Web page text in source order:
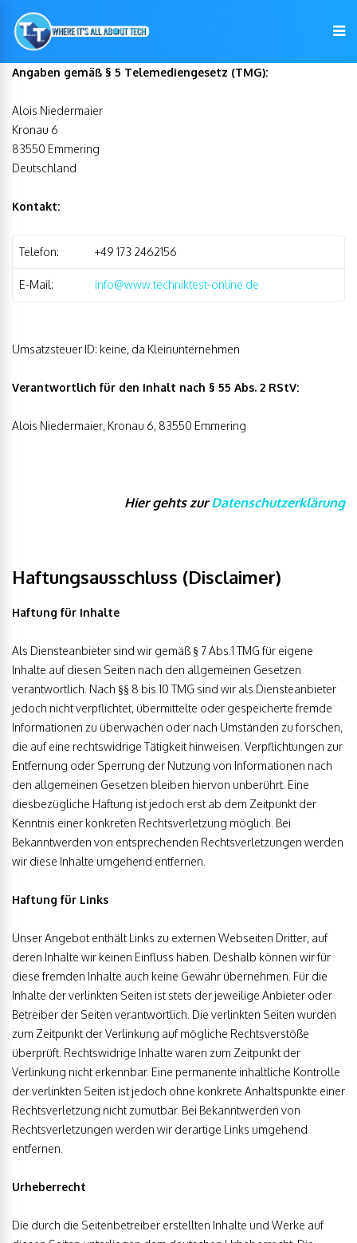
Angaben gemäß § 5 Telemediengesetz (TMG):
Alois Niedermaier
Kronau 6
83550 Emmering
Deutschland
Kontakt:
Telefon: +49 173 2462156
E-Mail: info@www.techniktest-online.de
Umsatzsteuer ID: keine, da Kleinunternehmen
Verantwortlich für den Inhalt nach § 55 Abs. 2 RStV:
Alois Niedermaier, Kronau 6, 83550 Emmering
Hier gehts zurDatenschutzerklärung
Haftungsausschluss (Disclaimer)
Haftung für Inhalte
Als Diensteanbieter sind wir gemäß § 7 Abs.1 TMG für eigene
Inhalte auf diesen Seiten nach den allgemeinen Gesetzen
verantwortlich. Nach §§ 8 bis 10 TMG sind wir als Diensteanbieter
jedoch nicht verpflichtet, übermittelte oder gespeicherte fremde
Informationen zu überwachen oder nach Umständen zu forschen,
die auf eine rechtswidrige Tätigkeit hinweisen. Verpflichtungen zur
Entfernung oder Sperrung der Nutzung von Informationen nach
den allgemeinen Gesetzen bleiben hiervon unberührt. Eine
diesbezügliche Haftung ist jedoch erst ab dem Zeitpunkt der
Kenntnis einer konkreten Rechtsverletzung möglich. Bei
Bekanntwerden von entsprechenden Rechtsverletzungen werden
wir diese Inhalte umgehend entfernen.
Haftung für Links
Unser Angebot enthält Links zu externen Webseiten Dritter, auf
deren Inhalte wir keinen Einfluss haben. Deshalb können wir für
diese fremden Inhalte auch keine Gewähr übernehmen. Für die
Inhalte der verlinkten Seiten ist stets der jeweilige Anbieter oder
Betreiber der Seiten verantwortlich. Die verlinkten Seiten wurden
zum Zeitpunkt der Verlinkung auf mögliche Rechtsverstöße
überprüft. Rechtswidrige Inhalte waren zum Zeitpunkt der
Verlinkung nicht erkennbar. Eine permanente inhaltliche Kontrolle
der verlinkten Seiten ist jedoch ohne konkrete Anhaltspunkte einer
Rechtsverletzung nicht zumutbar. Bei Bekanntwerden von
Rechtsverletzungen werden wir derartige Links umgehend
entfernen.
Urheberrecht
Die durch die Seitenbetreiber erstellten Inhalte und Werke auf